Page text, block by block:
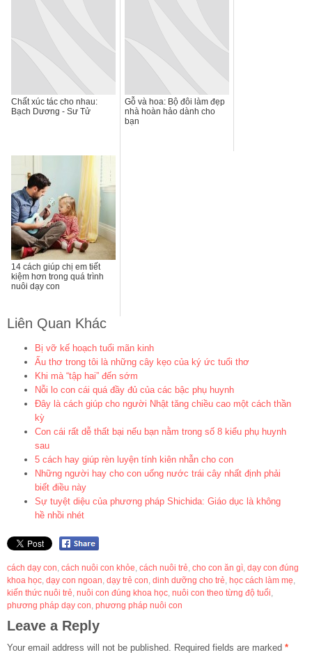
Chất xúc tác cho nhau:
Bạch Dương - Sư Tử
Gỗ và hoa: Bộ đôi làm đẹp
nhà hoàn hảo dành cho
bạn
14 cách giúp chị em tiết
kiệm hơn trong quá trình
nuôi dạy con
Liên Quan Khác
Bị vỡ kế hoạch tuổi mãn kinh
Ấu thơ trong tôi là những cây kẹo của ký ức tuổi thơ
Khi mà “tập hai” đến sớm
Nỗi lo con cái quá đầy đủ của các bậc phụ huynh
Đây là cách giúp cho người Nhật tăng chiều cao một cách thần
kỳ
Con cái rất dễ thất bại nếu bạn nằm trong số 8 kiểu phụ huynh
sau
5 cách hay giúp rèn luyện tính kiên nhẫn cho con
Những người hay cho con uống nước trái cây nhất định phải
biết điều này
Sự tuyệt diệu của phương pháp Shichida: Giáo dục là không
hề nhồi nhét
cách dạy con, cách nuôi con khỏe, cách nuôi trẻ, cho con ăn gì, dạy con đúng
khoa học, dạy con ngoan, dạy trẻ con, dinh dưỡng cho trẻ, học cách làm mẹ,
kiến thức nuôi trẻ, nuôi con đúng khoa học, nuôi con theo từng độ tuổi,
phương pháp dạy con, phương pháp nuôi con
Leave a Reply
Your email address will not be published. Required fields are marked *